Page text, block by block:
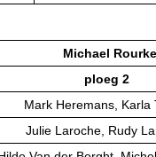
Michael
ploeg 2
Mark Heremans, Karla
Julie Laroche, Rudy